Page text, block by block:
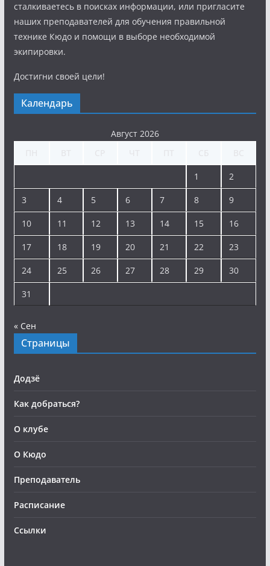
сталкиваетесь в поисках информации, или пригласите
наших преподавателей для обучения правильной
технике Кюдо и помощи в выборе необходимой
экипировки.
Достигни своей цели!
Календарь
Август 2026
1 2
3 4 5 6 7 8 9
10 11 12 13 14 15 16
17 18 19 20 21 22 23
24 25 26 27 28 29 30
31
« Сен
Страницы
Додзё
Как добраться?
О клубе
О Кюдо
Преподаватель
Расписание
Ссылки